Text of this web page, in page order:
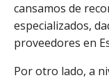
cansamos de
especializados,
proveedores en
Por otro lado, a